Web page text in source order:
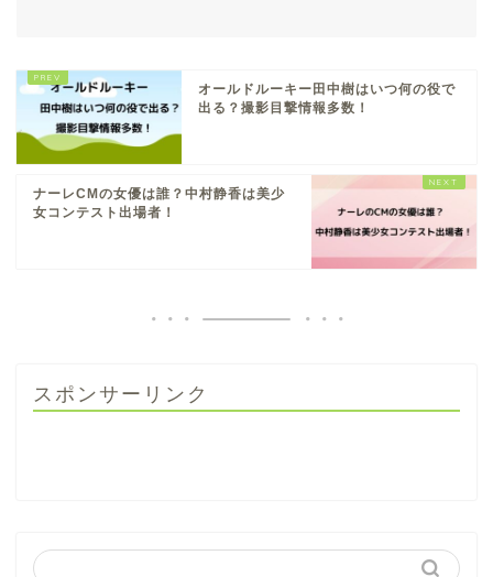
オールドルーキー田中樹はいつ何の役で
出る？撮影目撃情報多数！
ナーレCMの女優は誰？中村静香は美少
女コンテスト出場者！
スポンサーリンク